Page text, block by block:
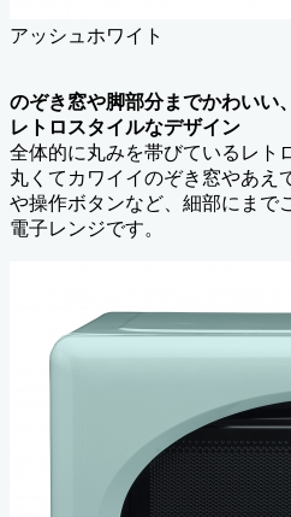
アッシュホワイト
のぞき窓や脚部分までかわいい、
レトロスタイルなデザイン
全体的に丸みを帯びているレト
丸くてカワイイのぞき窓やあえ
や操作ボタンなど、細部にまで
電子レンジです。